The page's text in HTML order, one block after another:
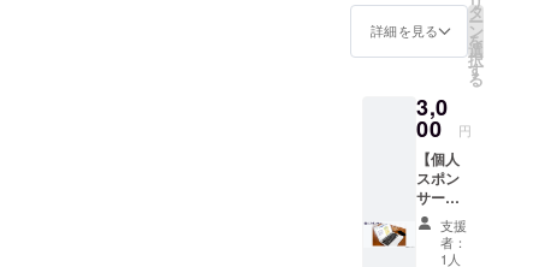
みとな
りま
ステル
100％
けま
す。
りま
す！ 上
乗せ支
援大歓
援時に
出てく
る「上
乗せ支
援で応
援しよ
う」の
ところ
からお
詳細を見る
タ
ー
ン
を
選
択
す
る
3,0
00 円
【個人
スポン
サー】
まぜこ
ぜむら
の個人
支援
者：
1人